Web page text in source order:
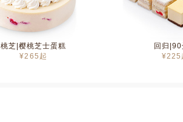
桃芝|樱桃芝士蛋糕
¥265 起
回归
¥225